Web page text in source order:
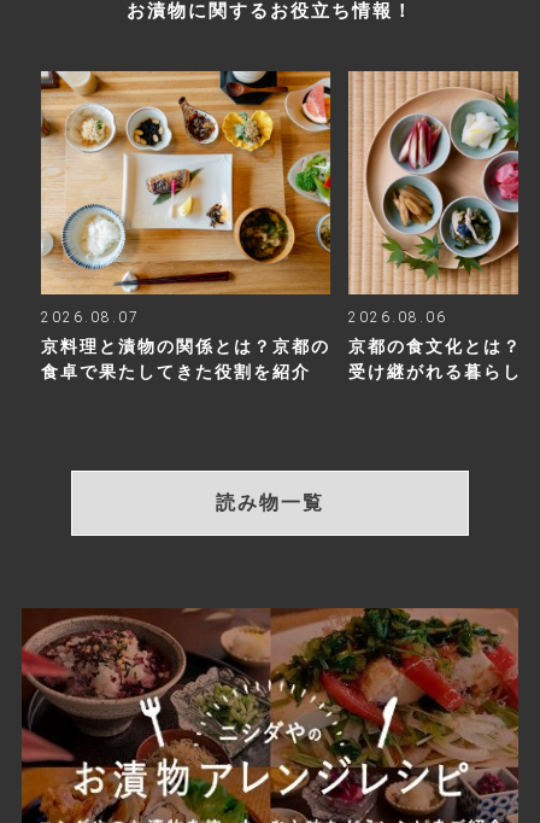
お漬物に関するお役立ち情報！
2026.08.07
京料理と漬物の関係とは？京都の
食卓で果たしてきた役割を紹介
2026.08.06
京都の食文化とは？
受け継がれる暮らし
読み物一覧